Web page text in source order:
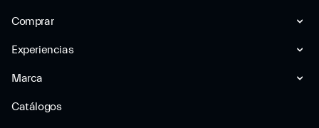
Comprar
Experiencias
Marca
Catálogos